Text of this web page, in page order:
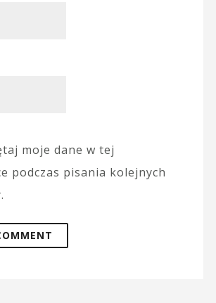
moje dane w tej
podczas pisania kolejnych